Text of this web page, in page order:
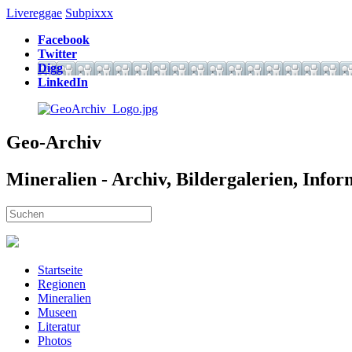
Livereggae Subpixxx
Facebook
Twitter
Digg
LinkedIn
Geo-Archiv
Mineralien - Archiv, Bildergalerien,
Startseite
Regionen
Mineralien
Museen
Literatur
Photos